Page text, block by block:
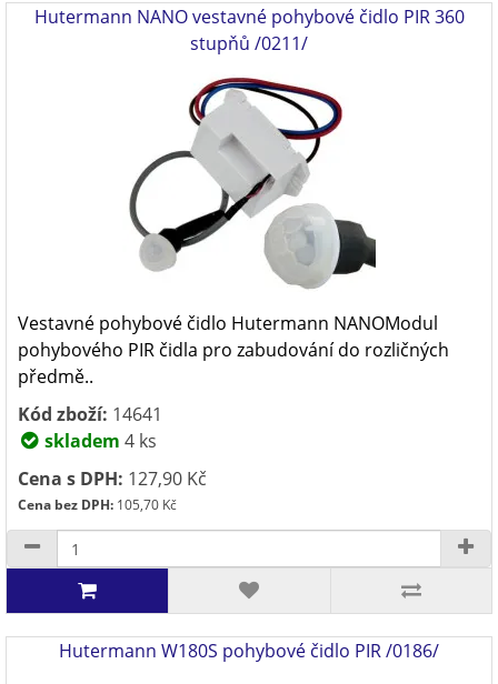
Hutermann NANO vestavné pohybové čidlo PIR 360
stupňů /0211/
Vestavné pohybové čidlo Hutermann NANOModul
pohybového PIR čidla pro zabudování do rozličných
předmě..
Kód zboží: 14641
skladem 4 ks
Cena s DPH: 127,90 Kč
Cena bez DPH: 105,70 Kč
Hutermann W180S pohybové čidlo PIR /0186/